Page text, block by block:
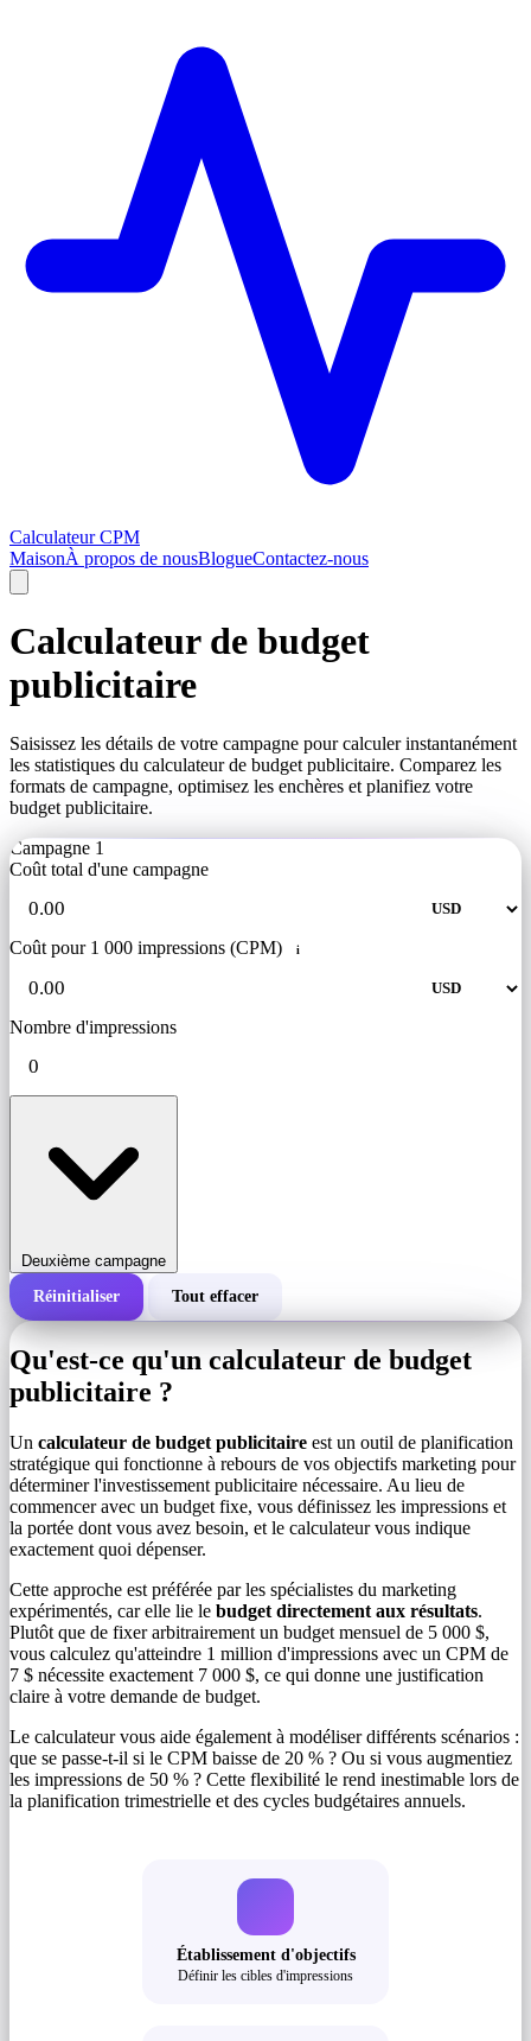
Calculateur CPM
MaisonÀ propos de nousBlogueContactez-nous
Calculateur de budget
publicitaire
Saisissez les détails de votre campagne pour calculer instantanément
les statistiques du calculateur de budget publicitaire. Comparez les
formats de campagne, optimisez les enchères et planifiez votre
budget publicitaire.
Campagne 1
Coût total d'une campagne
Coût pour 1 000 impressions (CPM) i
Nombre d'impressions
Deuxième campagne
Coût total d'une campagne
Coût pour 1 000 impressions (CPM)
Nombre d'impressions
Réinitialiser Tout effacer
Qu'est-ce qu'un calculateur de budget
publicitaire ?
Un calculateur de budget publicitaire est un outil de planification
stratégique qui fonctionne à rebours de vos objectifs marketing pour
déterminer l'investissement publicitaire nécessaire. Au lieu de
commencer avec un budget fixe, vous définissez les impressions et
la portée dont vous avez besoin, et le calculateur vous indique
exactement quoi dépenser.
Cette approche est préférée par les spécialistes du marketing
expérimentés, car elle lie le budget directement aux résultats.
Plutôt que de fixer arbitrairement un budget mensuel de 5 000 $,
vous calculez qu'atteindre 1 million d'impressions avec un CPM de
7 $ nécessite exactement 7 000 $, ce qui donne une justification
claire à votre demande de budget.
Le calculateur vous aide également à modéliser différents scénarios :
que se passe-t-il si le CPM baisse de 20 % ? Ou si vous augmentiez
les impressions de 50 % ? Cette flexibilité le rend inestimable lors de
la planification trimestrielle et des cycles budgétaires annuels.
Établissement d'objectifs
Définir les cibles d'impressions